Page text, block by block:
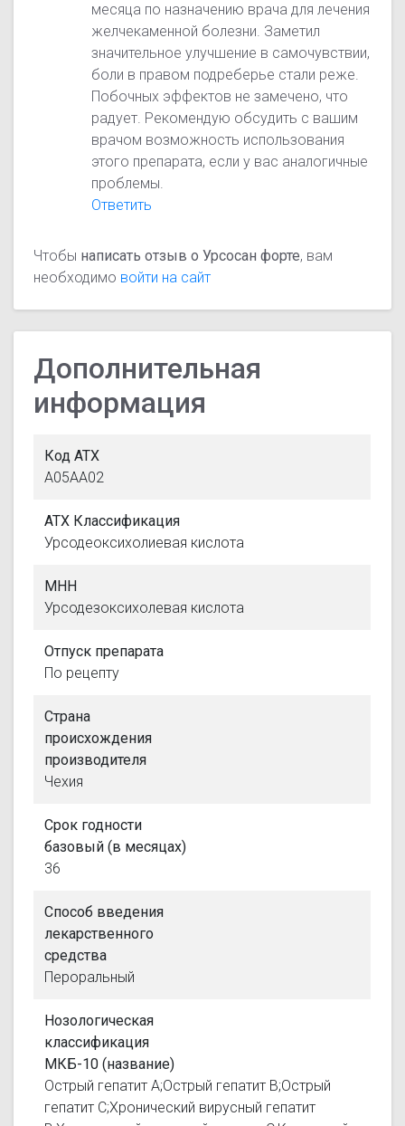
месяца по назначению врача для лечения
желчекаменной болезни. Заметил
значительное улучшение в самочувствии,
боли в правом подреберье стали реже.
Побочных эффектов не замечено, что
радует. Рекомендую обсудить с вашим
врачом возможность использования
этого препарата, если у вас аналогичные
проблемы.
Ответить
Чтобы написать отзыв о Урсосан форте, вам
необходимо войти на сайт
Дополнительная
информация
Код АТХ
A05AA02
АТХ Классификация
Урсодеоксихолиевая кислота
МНН
Урсодезоксихолевая кислота
Отпуск препарата
По рецепту
Страна
происхождения
производителя
Чехия
Срок годности
базовый (в месяцах)
36
Способ введения
лекарственного
средства
Пероральный
Нозологическая
классификация
МКБ-10 (название)
Острый гепатит А;Острый гепатит В;Острый
гепатит С;Хронический вирусный гепатит